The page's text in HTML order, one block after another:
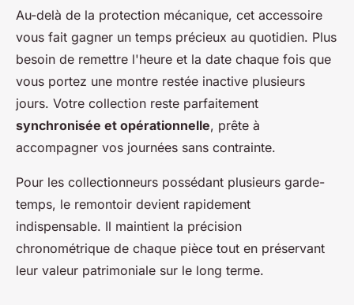
Au-delà de la protection mécanique, cet accessoire
vous fait gagner un temps précieux au quotidien. Plus
besoin de remettre l'heure et la date chaque fois que
vous portez une montre restée inactive plusieurs
jours. Votre collection reste parfaitement
synchronisée et opérationnelle, prête à
accompagner vos journées sans contrainte.
Pour les collectionneurs possédant plusieurs garde-
temps, le remontoir devient rapidement
indispensable. Il maintient la précision
chronométrique de chaque pièce tout en préservant
leur valeur patrimoniale sur le long terme.